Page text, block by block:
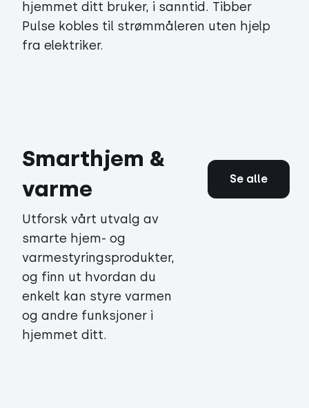
hjemmet ditt bruker, i sanntid. Tibber
Pulse kobles til strømmåleren uten hjelp
fra elektriker.
Smarthjem &
varme
Utforsk vårt utvalg av
smarte hjem- og
varmestyringsprodukter,
og finn ut hvordan du
enkelt kan styre varmen
og andre funksjoner i
hjemmet ditt.
Se alle